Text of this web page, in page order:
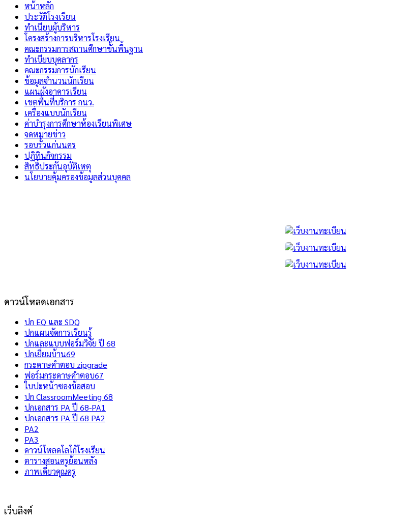
หน้าหลัก
ประวัติโรงเรียน
ทำเนียบผู้บริหาร
โครงสร้างการบริหารโรงเรียน
คณะกรรมการสถานศึกษาขั้นพื้นฐาน
ทำเบียบบุคลากร
คณะกรรมการนักเรียน
ข้อมูลจำนวนนักเรียน
แผนผังอาคารเรียน
เขตพื้นที่บริการ กนว.
เครื่องแบบนักเรียน
ค่าบำรุงการศึกษาห้องเรียนพิเศษ
จดหมายข่าว
รอบรั้วแก่นนคร
ปฏิทินกิจกรรม
สิทธิ์ประกันอุบัติเหตุ
นโยบายคุ้มครองข้อมูลส่วนบุคคล
ดาวน์โหลดเอกสาร
ปก EQ และ SDQ
ปกแผนจัดการเรียนรู้
ปกและแบบฟอร์มวิจัย ปี 68
ปกเยี่ยมบ้าน69
กระดาษคำตอบ zipgrade
ฟอร์มกระดาษคำตอบ67
ใบปะหน้าซองข้อสอบ
ปก ClassroomMeeting 68
ปกเอกสาร PA ปี 68-PA1
ปกเอกสาร PA ปี 68 PA2
PA2
PA3
ดาวน์โหลดโลโก้โรงเรียน
ตารางสอนครูย้อนหลัง
ภาพเดี่ยวคุณครู
เว็บลิงค์